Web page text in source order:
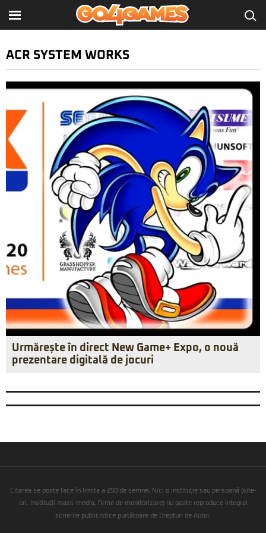
ACR SYSTEM WORKS
Urmărește în direct New Game+ Expo, o nouă
prezentare digitală de jocuri
Citarea se poate face în limita a 250 de semne. Nici o instituţie sau persoană (site-
uri, instituţii mass-media, firme de monitorizare) nu poate reproduce integral
scrierile publicistice purtătoare de Drepturi de Autor.